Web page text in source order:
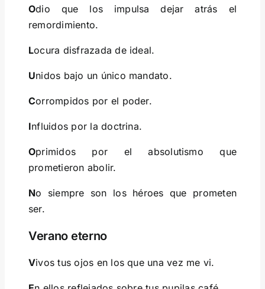
Odio que los impulsa dejar atrás el
remordimiento.
Locura disfrazada de ideal.
Unidos bajo un único mandato.
Corrompidos por el poder.
Influidos por la doctrina.
Oprimidos por el absolutismo que
prometieron abolir.
No siempre son los héroes que prometen
ser.
Verano eterno
Vivos tus ojos en los que una vez me vi.